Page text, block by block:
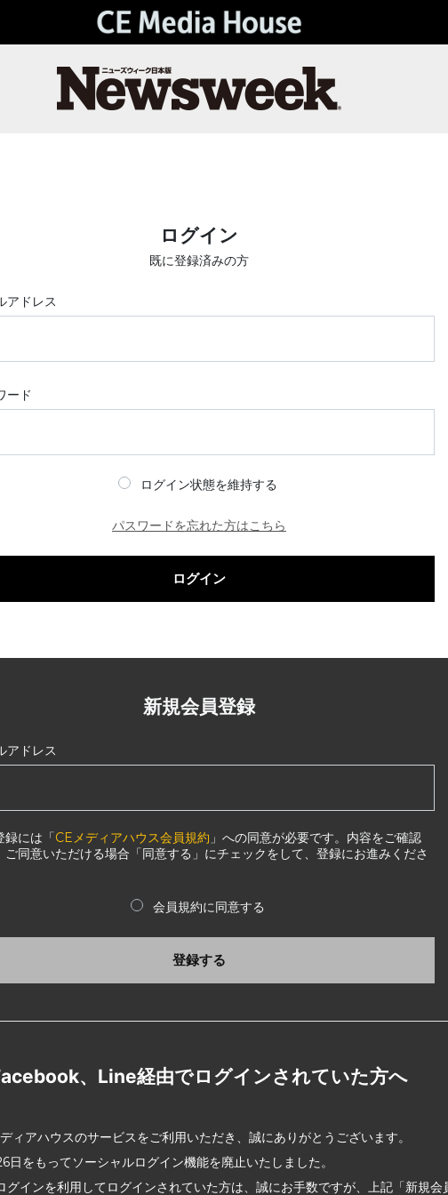
ログイン
既に登録済みの方
アドレス
ード
ログイン状態を維持する
パスワードを忘れた方はこちら
ログイン
新規会員登録
アドレス
録には「CEメディアハウス会員規約 」への同意が必要です。内容をご確認
ご同意いただける場合「同意する」にチェックをして、登録にお進みくださ
会員規約に同意する
登録する
、Line経由でログインされていた方へ
ィアハウスのサービスをご利用いただき、誠にありがとうございます。
日をもってソーシャルログイン機能を廃止いたしました。
グインを利用してログインされていた方は、誠にお手数ですが、上記「新規会